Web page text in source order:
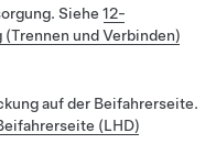
Siehe 12-
und Verbinden)
auf der Beifahrerseite.
(LHD)